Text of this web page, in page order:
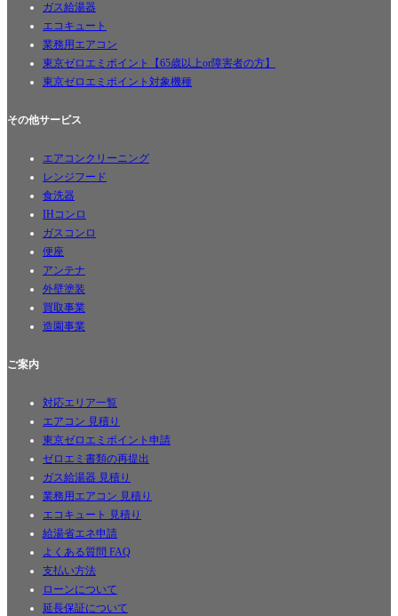
ガス給湯器
エコキュート
業務用エアコン
東京ゼロエミポイント【65歳以上or障害者の方】
東京ゼロエミポイント対象機種
その他サービス
エアコンクリーニング
レンジフード
食洗器
IHコンロ
ガスコンロ
便座
アンテナ
外壁塗装
買取事業
造園事業
ご案内
対応エリア一覧
エアコン 見積り
東京ゼロエミポイント申請
ゼロエミ書類の再提出
ガス給湯器 見積り
業務用エアコン 見積り
エコキュート 見積り
給湯省エネ申請
よくある質問 FAQ
支払い方法
ローンについて
延長保証について